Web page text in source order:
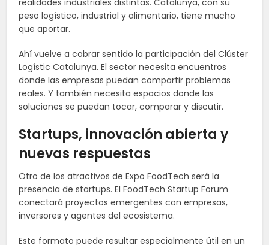
peso logístico, industrial y alimentario, tiene mucho
que aportar.
Ahí vuelve a cobrar sentido la participación del Clúster
Logístic Catalunya. El sector necesita encuentros
donde las empresas puedan compartir problemas
reales. Y también necesita espacios donde las
soluciones se puedan tocar, comparar y discutir.
Startups, innovación abierta y
nuevas respuestas
Otro de los atractivos de Expo FoodTech será la
presencia de startups. El FoodTech Startup Forum
conectará proyectos emergentes con empresas,
inversores y agentes del ecosistema.
Este formato puede resultar especialmente útil en un